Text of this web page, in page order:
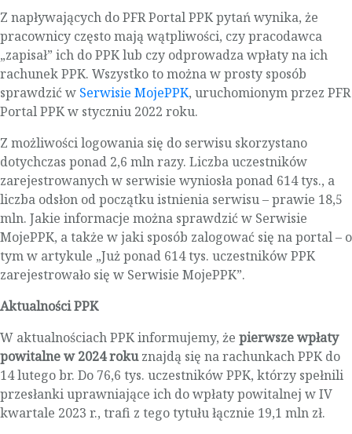
Z napływających do PFR Portal PPK pytań wynika, że
pracownicy często mają wątpliwości, czy pracodawca
„zapisał” ich do PPK lub czy odprowadza wpłaty na ich
rachunek PPK. Wszystko to można w prosty sposób
sprawdzić w Serwisie MojePPK, uruchomionym przez PFR
Portal PPK w styczniu 2022 roku.
Z możliwości logowania się do serwisu skorzystano
dotychczas ponad 2,6 mln razy. Liczba uczestników
zarejestrowanych w serwisie wyniosła ponad 614 tys., a
liczba odsłon od początku istnienia serwisu – prawie 18,5
mln. Jakie informacje można sprawdzić w Serwisie
MojePPK, a także w jaki sposób zalogować się na portal – o
tym w artykule „Już ponad 614 tys. uczestników PPK
zarejestrowało się w Serwisie MojePPK”.
Aktualności PPK
W aktualnościach PPK informujemy, że pierwsze wpłaty
powitalne w 2024 rokuznajdą się na rachunkach PPK do
14 lutego br. Do 76,6 tys. uczestników PPK, którzy spełnili
przesłanki uprawniające ich do wpłaty powitalnej w IV
kwartale 2023 r., trafi z tego tytułu łącznie 19,1 mln zł.